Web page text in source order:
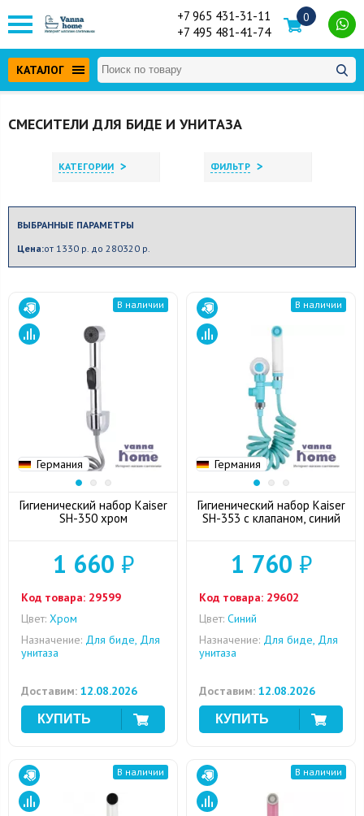
+7 965 431-31-11
+7 495 481-41-74
0
КАТАЛОГ
СМЕСИТЕЛИ ДЛЯ БИДЕ И УНИТАЗА
КАТЕГОРИИ > ФИЛЬТР >
ВЫБРАННЫЕ ПАРАМЕТРЫ
Цена:от 1330 р. до 280320 р.
Германия
В наличии
Гигиенический набор Kaiser
SH-350 хром
1 660 ₽
Код товара: 29599
Цвет: Хром
Назначение: Для биде, Для
унитаза
Доставим: 12.08.2026
Германия
В наличии
Гигиенический набор Kaiser
SH-353 с клапаном, синий
1 760 ₽
Код товара: 29602
Цвет: Синий
Назначение: Для биде, Для
унитаза
Доставим: 12.08.2026
В наличии В наличии